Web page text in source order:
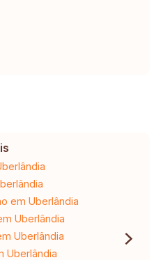
em Uberlândia
Uberlândia
Uberlândia
Uberlândia